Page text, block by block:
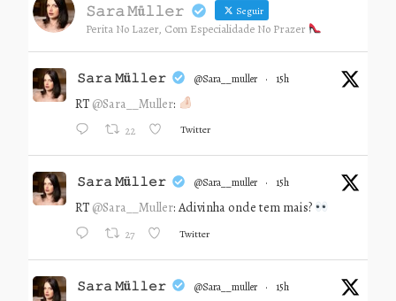
𝚂𝚊𝚛𝚊 𝙼ü𝚕𝚕𝚎𝚛 Seguir
Perita No Lazer, Com Especialidade No Prazer
𝚂𝚊𝚛𝚊 𝙼ü𝚕𝚕𝚎𝚛 @sara__muller · 15h
RT @Sara__Muller:
22 Twitter
𝚂𝚊𝚛𝚊 𝙼ü𝚕𝚕𝚎𝚛 @sara__muller · 15h
RT @Sara__Muller: Adivinha onde tem mais?
27 Twitter
𝚂𝚊𝚛𝚊 𝙼ü𝚕𝚕𝚎𝚛 @sara__muller · 15h